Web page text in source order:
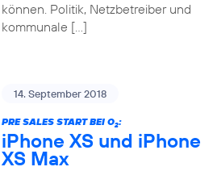
können. Politik, Netzbetreiber und
kommunale […]
14. September 2018
PRE SALES START BEI O2:
iPhone XS und iPhone
XS Max